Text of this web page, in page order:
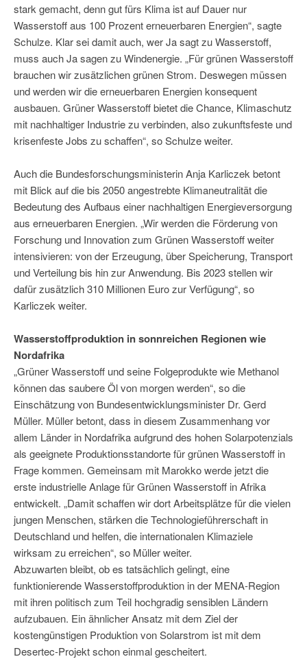
stark gemacht, denn gut fürs Klima ist auf Dauer nur
Wasserstoff aus 100 Prozent erneuerbaren Energien“, sagte
Schulze. Klar sei damit auch, wer Ja sagt zu Wasserstoff,
muss auch Ja sagen zu Windenergie. „Für grünen Wasserstoff
brauchen wir zusätzlichen grünen Strom. Deswegen müssen
und werden wir die erneuerbaren Energien konsequent
ausbauen. Grüner Wasserstoff bietet die Chance, Klimaschutz
mit nachhaltiger Industrie zu verbinden, also zukunftsfeste und
krisenfeste Jobs zu schaffen“, so Schulze weiter.
Auch die Bundesforschungsministerin Anja Karliczek betont
mit Blick auf die bis 2050 angestrebte Klimaneutralität die
Bedeutung des Aufbaus einer nachhaltigen Energieversorgung
aus erneuerbaren Energien. „Wir werden die Förderung von
Forschung und Innovation zum Grünen Wasserstoff weiter
intensivieren: von der Erzeugung, über Speicherung, Transport
und Verteilung bis hin zur Anwendung. Bis 2023 stellen wir
dafür zusätzlich 310 Millionen Euro zur Verfügung“, so
Karliczek weiter.
Wasserstoffproduktion in sonnreichen Regionen wie
Nordafrika
„Grüner Wasserstoff und seine Folgeprodukte wie Methanol
können das saubere Öl von morgen werden“, so die
Einschätzung von Bundesentwicklungsminister Dr. Gerd
Müller. Müller betont, dass in diesem Zusammenhang vor
allem Länder in Nordafrika aufgrund des hohen Solarpotenzials
als geeignete Produktionsstandorte für grünen Wasserstoff in
Frage kommen. Gemeinsam mit Marokko werde jetzt die
erste industrielle Anlage für Grünen Wasserstoff in Afrika
entwickelt. „Damit schaffen wir dort Arbeitsplätze für die vielen
jungen Menschen, stärken die Technologieführerschaft in
Deutschland und helfen, die internationalen Klimaziele
wirksam zu erreichen“, so Müller weiter.
Abzuwarten bleibt, ob es tatsächlich gelingt, eine
funktionierende Wasserstoffproduktion in der MENA-Region
mit ihren politisch zum Teil hochgradig sensiblen Ländern
aufzubauen. Ein ähnlicher Ansatz mit dem Ziel der
kostengünstigen Produktion von Solarstrom ist mit dem
Desertec-Projekt schon einmal gescheitert.